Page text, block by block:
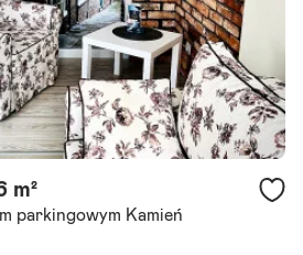
ogłoszenia
parkingowym Kamień
m²